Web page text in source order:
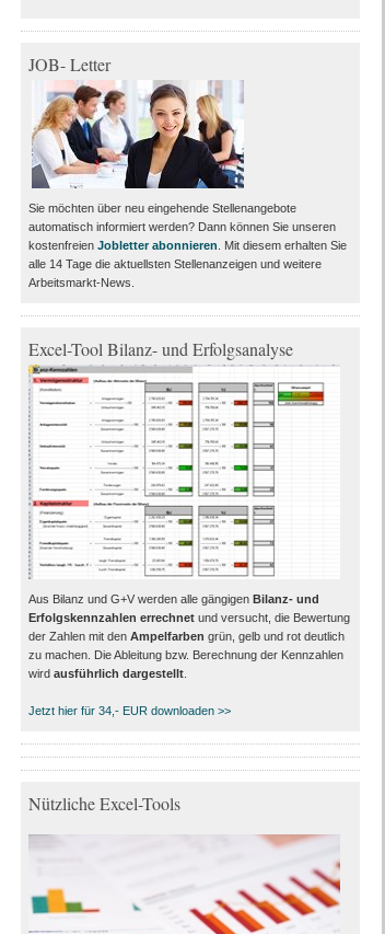
JOB- Letter
Sie möchten über neu eingehende Stellenangebote
automatisch informiert werden? Dann können Sie unseren
kostenfreien Jobletter abonnieren . Mit diesem erhalten Sie
alle 14 Tage die aktuellsten Stellenanzeigen und weitere
Arbeitsmarkt-News.
Excel-Tool Bilanz- und Erfolgsanalyse
Aus Bilanz und G+V werden alle gängigen Bilanz- und
Erfolgskennzahlen errechnetund versucht, die Bewertung
der Zahlen mit den Ampelfarben grün, gelb und rot deutlich
zu machen. Die Ableitung bzw. Berechnung der Kennzahlen
wird ausführlich dargestellt.
Jetzt hier für 34,- EUR downloaden >>
Nützliche Excel-Tools